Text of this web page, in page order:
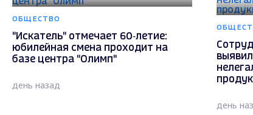
ОБЩЕСТВО
"Искатель" отмечает 60‑летие:
юбилейная смена проходит на
базе центра "Олимп"
день назад
день